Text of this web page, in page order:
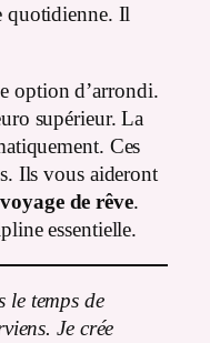
quotidienne. Il
option d’arrondi.
supérieur. La
Ces
Ils vous aideront
de rêve.
essentielle.
le temps de
Je crée